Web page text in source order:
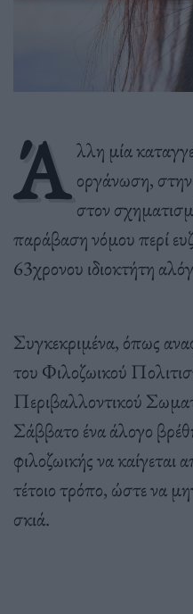
Ά λλη μία
οργάνωση,
στον
παράβαση νόμου περί
63χρονου ιδιοκτήτη
Συγκεκριμένα, όπως
του Φιλοζωικού
Περιβαλλοντικού
Σάββατο ένα άλογο
φιλοζωικής να καίγεται
τέτοιο τρόπο, ώστε να
σκιά.